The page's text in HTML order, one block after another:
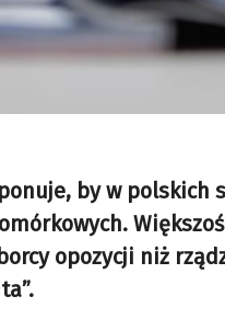
by w polskich
opozycji niż